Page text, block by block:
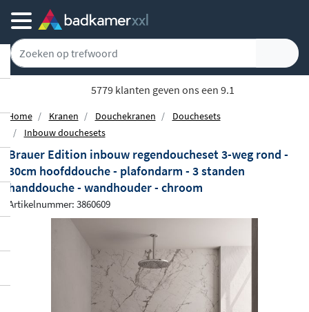
5779 klanten geven ons een 9.1
Home Kranen Douchekranen
Douchesets
Inbouw douchesets
Brauer Edition inbouw regendoucheset 3-weg rond -
30cm hoofddouche - plafondarm - 3 standen
handdouche - wandhouder - chroom
Artikelnummer: 3860609